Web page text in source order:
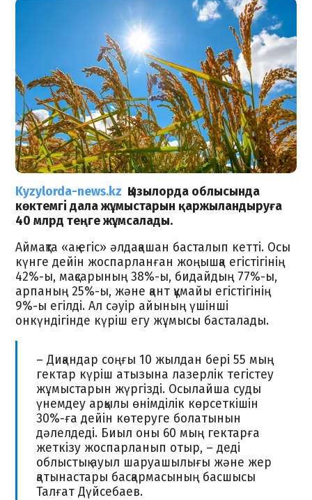
Kyzylorda-news.kz Қызылорда облысында
көктемгі дала жұмыстарын қаржыландыруға
40 млрд теңгежұмсалады.
Аймақта «ақ егіс» әлдақашан басталып кетті. Осы
күнге дейін жоспарланған жоңышқа егістігінің
42%-ы, мақсарының 38%-ы, бидайдың 77%-ы,
арпаның 25%-ы, және қант құмайы егістігінің
9%-ы егілді. Ал сәуір айының үшінші
онкүндігінде күріш егу жұмысы басталады.
– Диқандар соңғы 10 жылдан бері 55 мың
гектар күріш атызына лазерлік тегістеу
жұмыстарын жүргізді. Осылайша суды
үнемдеу арқылы өнімділік көрсеткішін
30%-ға дейін көтеруге болатынын
дәлелдеді. Биыл оны 60 мың гектарға
жеткізу жоспарланып отыр, – деді
облыстық ауыл шаруашылығы және жер
қатынастары басқармасының басшысы
Талғат Дүйсебаев.